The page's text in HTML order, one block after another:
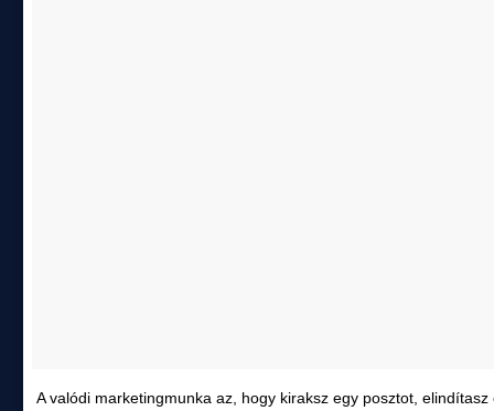
A valódi marketingmunka az, hogy kiraksz egy posztot, elindítasz